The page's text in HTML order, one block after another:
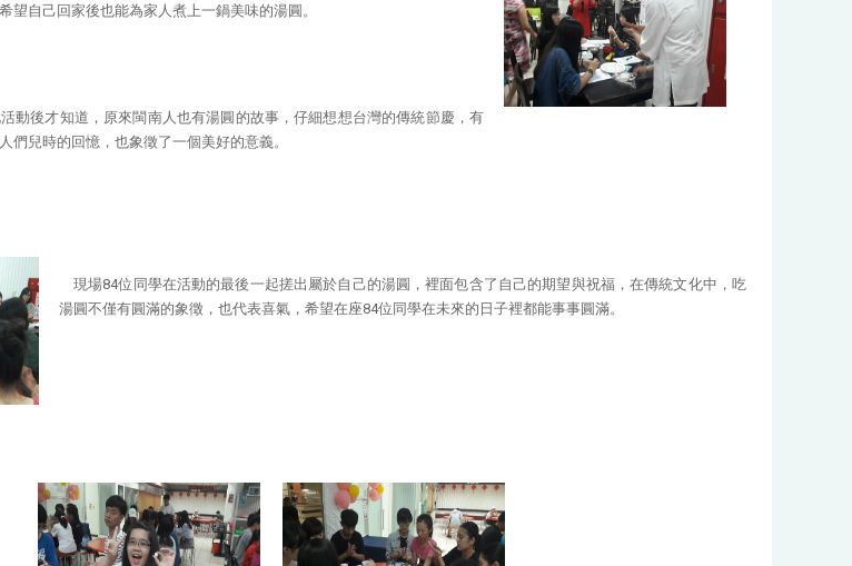
望自己回家後也能為家人煮上一鍋美味的湯圓。
動後才知道，原來閩南人也有湯圓的故事，仔細想想台灣的傳統節慶，有
們兒時的回憶，也象徵了一個美好的意義。
現場84位同學在活動的最後一起搓出屬於自己的湯圓，裡面包含了自己的期望與祝福，在傳統文化中，吃
湯圓不僅有圓滿的象徵，也代表喜氣，希望在座84位同學在未來的日子裡都能事事圓滿。